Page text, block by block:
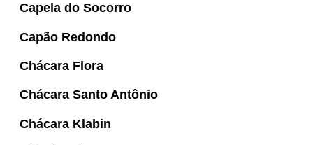
Capela do Socorro
Capão Redondo
Chácara Flora
Chácara Santo Antônio
Chácara Klabin